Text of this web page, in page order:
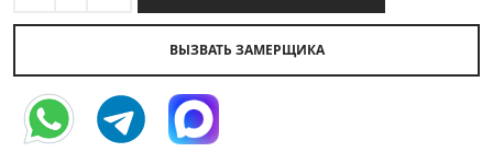
ВЫЗВАТЬ ЗАМЕРЩИКА